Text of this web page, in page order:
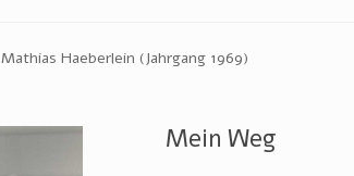
Mathias Haeberlein (Jahrgang 1969)
Mein Weg